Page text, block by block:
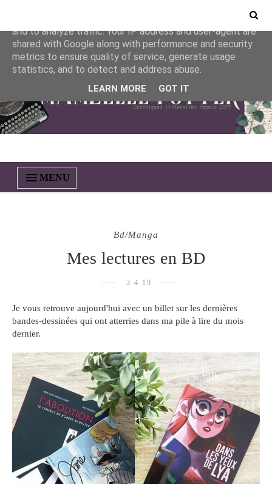
MENU
Bd/manga
Mes lectures en BD
3.4.19
Je vous retrouve aujourd'hui avec un billet sur les dernières
bandes-dessinées qui ont atterries dans ma pile à lire du mois
dernier.
This site uses cookies from Google to deliver its services
and to analyze traffic. Your IP address and user-agent are
shared with Google along with performance and security
metrics to ensure quality of service, generate usage
statistics, and to detect and address abuse.
LEARN MORE GOT IT